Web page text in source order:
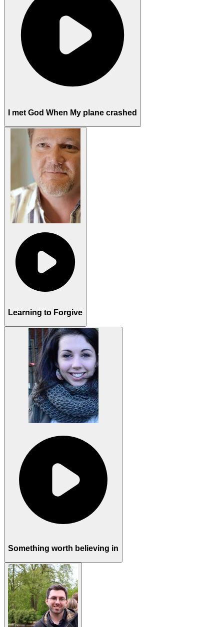
I met God When My plane crashed
Learning to Forgive
Something worth believing in